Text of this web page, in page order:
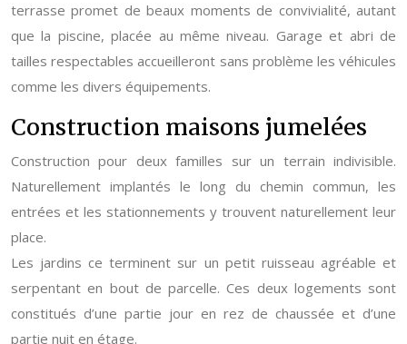
terrasse promet de beaux moments de convivialité, autant
que la piscine, placée au même niveau. Garage et abri de
tailles respectables accueilleront sans problème les véhicules
comme les divers équipements.
Construction maisons jumelées
Construction pour deux familles sur un terrain indivisible.
Naturellement implantés le long du chemin commun, les
entrées et les stationnements y trouvent naturellement leur
place.
Les jardins ce terminent sur un petit ruisseau agréable et
serpentant en bout de parcelle. Ces deux logements sont
constitués d’une partie jour en rez de chaussée et d’une
partie nuit en étage.